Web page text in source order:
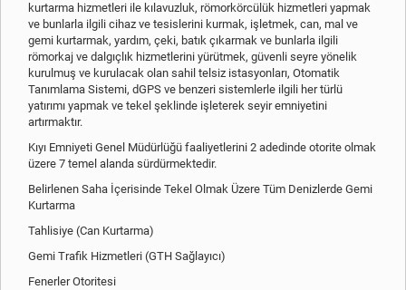
kurtarma hizmetleri ile kılavuzluk, römorkörcülük hizmetleri yapmak
ve bunlarla ilgili cihaz ve tesislerini kurmak, işletmek, can, mal ve
gemi kurtarmak, yardım, çeki, batık çıkarmak ve bunlarla ilgili
römorkaj ve dalgıçlık hizmetlerini yürütmek, güvenli seyre yönelik
kurulmuş ve kurulacak olan sahil telsiz istasyonları, Otomatik
Tanımlama Sistemi, dGPS ve benzeri sistemlerle ilgili her türlü
yatırımı yapmak ve tekel şeklinde işleterek seyir emniyetini
artırmaktır.
Kıyı Emniyeti Genel Müdürlüğü faaliyetlerini 2 adedinde otorite olmak
üzere 7 temel alanda sürdürmektedir.
Belirlenen Saha İçerisinde Tekel Olmak Üzere Tüm Denizlerde Gemi
Kurtarma
Tahlisiye (Can Kurtarma)
Gemi Trafik Hizmetleri (GTH Sağlayıcı)
Fenerler Otoritesi